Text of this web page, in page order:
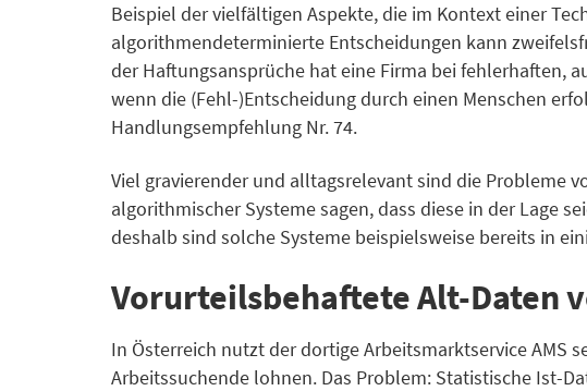
Beispiel der vielfältigen Aspekte, die im Kontext einer
algorithmendeterminierte Entscheidungen kann
der Haftungsansprüche hat eine Firma bei fehlerhaften,
wenn die (Fehl-)Entscheidung durch einen Menschen
Handlungsempfehlung Nr. 74.
Viel gravierender und alltagsrelevant sind die Probleme
algorithmischer Systeme sagen, dass diese in der Lage
deshalb sind solche Systeme beispielsweise bereits in
Vorurteilsbehaftete Alt-Daten
In Österreich nutzt der dortige Arbeitsmarktservice AMS
Arbeitssuchende lohnen. Das Problem: Statistische Ist-